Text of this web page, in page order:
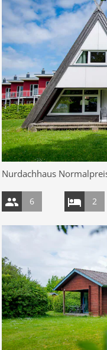
Nurdachhaus
6 2